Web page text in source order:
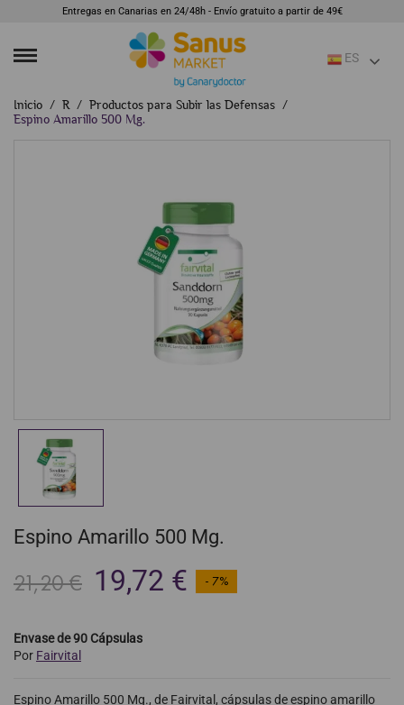
Entregas en Canarias en 24/48h - Envío gratuito a partir de 49€
ES
Inicio R
Productos para Subir las Defensas
Espino Amarillo 500 Mg.
Espino Amarillo 500 Mg.
21,20 € 19,72 € - 7%
Envase de 90 Cápsulas
Por Fairvital
Espino Amarillo 500 Mg., de Fairvital, cápsulas de espino amarillo